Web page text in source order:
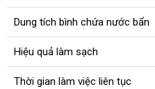
Dung tích bình chứa nước bẩn
Hiệu quả làm sạch
Thời gian làm việc liên tục